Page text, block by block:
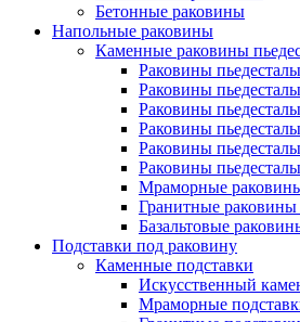
Бетонные раковины
Напольные раковины
Каменные раковины
Раковины
Раковины
Раковины
Раковины
Раковины
Раковины
Мраморные
Гранитные раковины
Базальтовые
Подставки под раковину
Каменные подставки
Искусственный
Мраморные